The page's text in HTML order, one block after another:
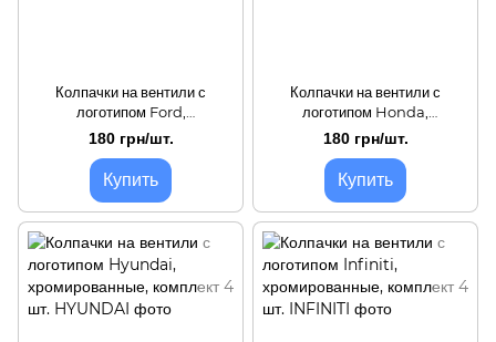
Колпачки на вентили с
логотипом Ford,
хромированные, комплект 4
шт.
180 грн/шт.
Купить
Колпачки на вентили с
логотипом Honda,
хромированные, комплект 4
шт.
180 грн/шт.
Купить